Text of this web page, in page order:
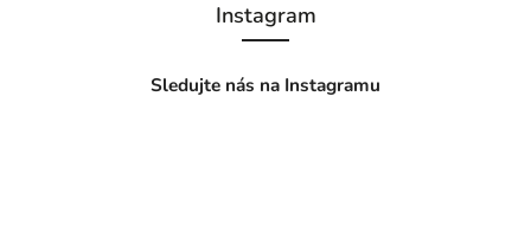
Instagram
Sledujte nás na Instagramu